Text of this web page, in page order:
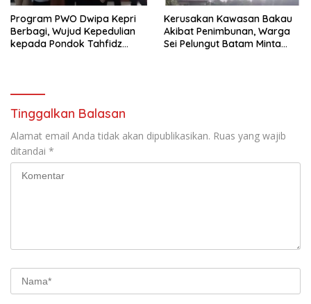
Program PWO Dwipa Kepri
Berbagi, Wujud Kepedulian
kepada Pondok Tahfidz
Kerusakan Kawasan Bakau
Akibat Penimbunan, Warga
Sei Pelungut Batam Minta
Tinggalkan Balasan
Alamat email Anda tidak akan dipublikasikan. Ruas yang wajib
ditandai *